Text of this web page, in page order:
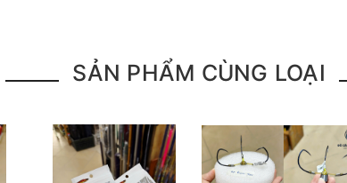
SẢN PHẨM CÙNG LOẠI